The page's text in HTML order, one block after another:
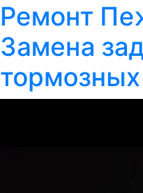
Ремонт
Замена